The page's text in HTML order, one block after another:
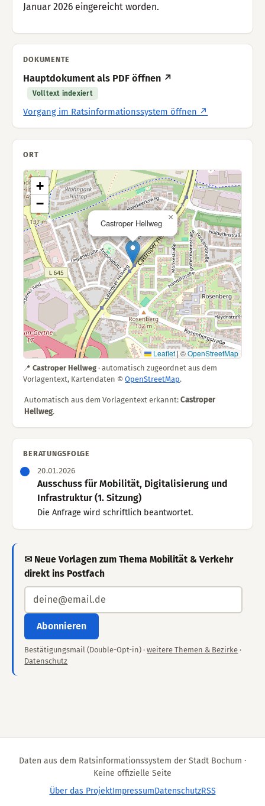
Januar 2026 eingereicht worden.
DOKUMENTE
Hauptdokument als PDF öffnen ↗
Volltext indexiert
Vorgang im Ratsinformationssystem öffnen ↗
ORT
Castroper Hellweg
×
+
−
Leaflet | ©OpenStreetMap
📍Castroper Hellweg · automatisch zugeordnet aus dem
Vorlagentext, Kartendaten ©OpenStreetMap.
Automatisch aus dem Vorlagentext erkannt: Castroper
Hellweg.
BERATUNGSFOLGE
20.01.2026
Ausschuss für Mobilität, Digitalisierung und
Infrastruktur (1. Sitzung)
Die Anfrage wird schriftlich beantwortet.
✉ Neue Vorlagen zum Thema Mobilität & Verkehr
direkt ins Postfach
Abonnieren
Bestätigungsmail (Double-Opt-in) ·weitere Themen & Bezirke ·
Datenschutz
Daten aus dem Ratsinformationssystem der Stadt Bochum ·
Keine offizielle Seite
Über das ProjektImpressumDatenschutzRSS